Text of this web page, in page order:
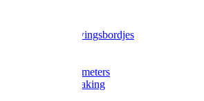
Waarschuwingsbordjes
Wegers en meters
Video bewaking